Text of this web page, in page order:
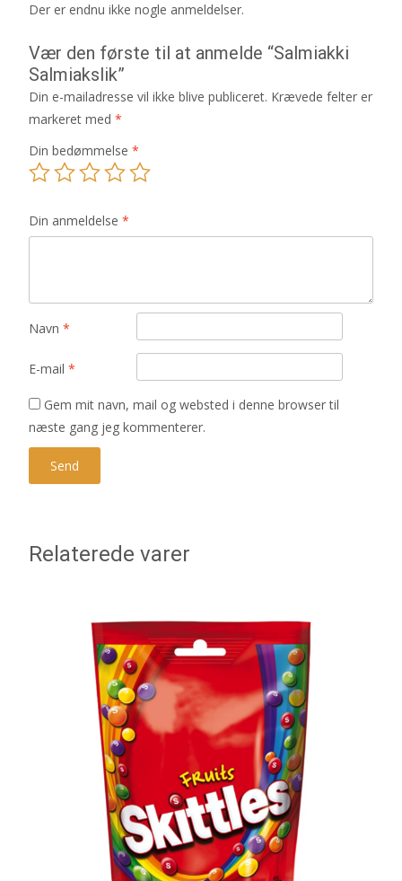
Der er endnu ikke nogle anmeldelser.
Vær den første til at anmelde “Salmiakki
Salmiakslik”
Din e-mailadresse vil ikke blive publiceret. Krævede felter er
markeret med *
Din bedømmelse *
Din anmeldelse *
Navn *
E-mail *
Gem mit navn, mail og websted i denne browser til
næste gang jeg kommenterer.
Relaterede varer